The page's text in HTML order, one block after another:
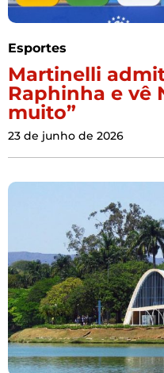
Esportes
Martinelli
Raphinha e vê
muito”
23 de junho de 2026